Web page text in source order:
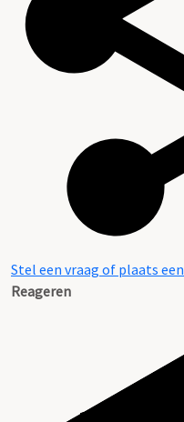
Stel een vraag of plaats
Reageren